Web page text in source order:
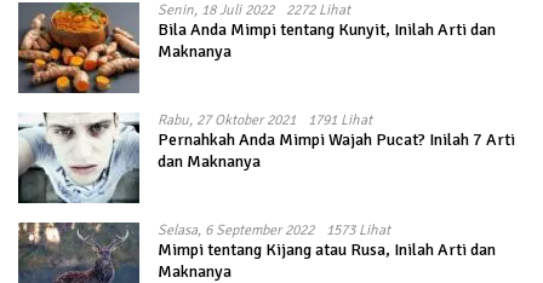
Senin, 18 Juli 2022 2272 Lihat
Bila Anda Mimpi tentang Kunyit, Inilah Arti dan
Maknanya
Rabu, 27 Oktober 2021 1791 Lihat
Pernahkah Anda Mimpi Wajah Pucat? Inilah 7 Arti
dan Maknanya
Selasa, 6 September 2022 1573 Lihat
Mimpi tentang Kijang atau Rusa, Inilah Arti dan
Maknanya